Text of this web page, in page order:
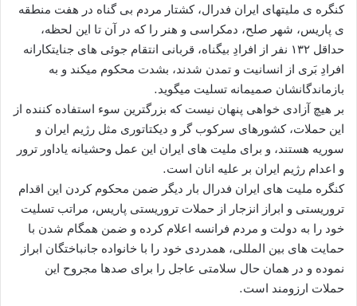
کنگره ی ملیتهای ایران فدرال، کشتار مردم بی گناه در هفت منطقه
ی پاریس، شهر صلح، دمکراسی و هنر را که در آن تا این لحظه،
حداقل ۱٣۲ نفر از افرادِ بیگناه، قربانی انتقام جوئی های جنایتکارانه
افرادِ بَری از انسانیت و تمدن شدند، بشدت محکوم میکند و به
بازماندگانشان صمیمانه تسلیت میگوید.
بر هیچ آزادی خواهی پنهان نیست که بزرگترین سوء استفاده کننده از
این حملات، کشورهای سرکوب گر و دیکتاتوری مثل رژیم ایران و
سوریه هستند، و برای ملیت های ایران این عمل وحشیانه یاداور ترور
و اعدام رژیم ایران بر علیه انان است.
کنگره ملیت های ایران فدرال بار دیگر ضمن محکوم کردن این اقدام
تروریستی و ابراز انزجار از حملات تروریستی پاریس، مراتب تسلیت
خود را به دولت و مردم فرانسه اعلام کرده و ضمن همگام شدن با
حمایت های بین المللی، همدردی خود را با خانواده جانباختگان ابراز
نموده و در همان حال سلامتی عاجل را برای صدها مجروح این
حملات ارزومند است.